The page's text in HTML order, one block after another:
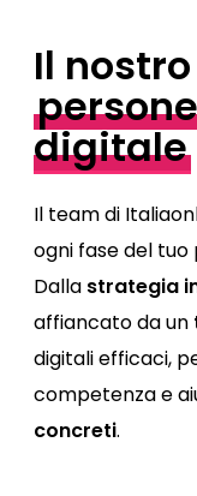
Il
digitale
Il team di
ogni fase del
Dalla strategia
affiancato da un
digitali efficaci,
competenza e
concreti.